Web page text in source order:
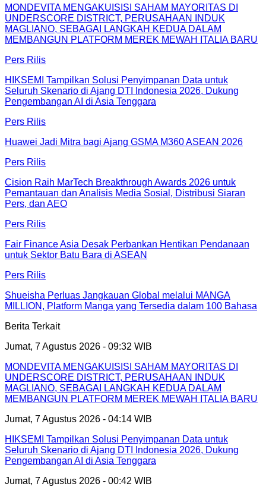
MONDEVITA MENGAKUISISI SAHAM MAYORITAS DI
UNDERSCORE DISTRICT, PERUSAHAAN INDUK
MAGLIANO, SEBAGAI LANGKAH KEDUA DALAM
MEMBANGUN PLATFORM MEREK MEWAH ITALIA BARU
Pers Rilis
HIKSEMI Tampilkan Solusi Penyimpanan Data untuk
Seluruh Skenario di Ajang DTI Indonesia 2026, Dukung
Pengembangan AI di Asia Tenggara
Pers Rilis
Huawei Jadi Mitra bagi Ajang GSMA M360 ASEAN 2026
Pers Rilis
Cision Raih MarTech Breakthrough Awards 2026 untuk
Pemantauan dan Analisis Media Sosial, Distribusi Siaran
Pers, dan AEO
Pers Rilis
Fair Finance Asia Desak Perbankan Hentikan Pendanaan
untuk Sektor Batu Bara di ASEAN
Pers Rilis
Shueisha Perluas Jangkauan Global melalui MANGA
MILLION, Platform Manga yang Tersedia dalam 100 Bahasa
Berita Terkait
Jumat, 7 Agustus 2026 - 09:32 WIB
MONDEVITA MENGAKUISISI SAHAM MAYORITAS DI
UNDERSCORE DISTRICT, PERUSAHAAN INDUK
MAGLIANO, SEBAGAI LANGKAH KEDUA DALAM
MEMBANGUN PLATFORM MEREK MEWAH ITALIA BARU
Jumat, 7 Agustus 2026 - 04:14 WIB
HIKSEMI Tampilkan Solusi Penyimpanan Data untuk
Seluruh Skenario di Ajang DTI Indonesia 2026, Dukung
Pengembangan AI di Asia Tenggara
Jumat, 7 Agustus 2026 - 00:42 WIB